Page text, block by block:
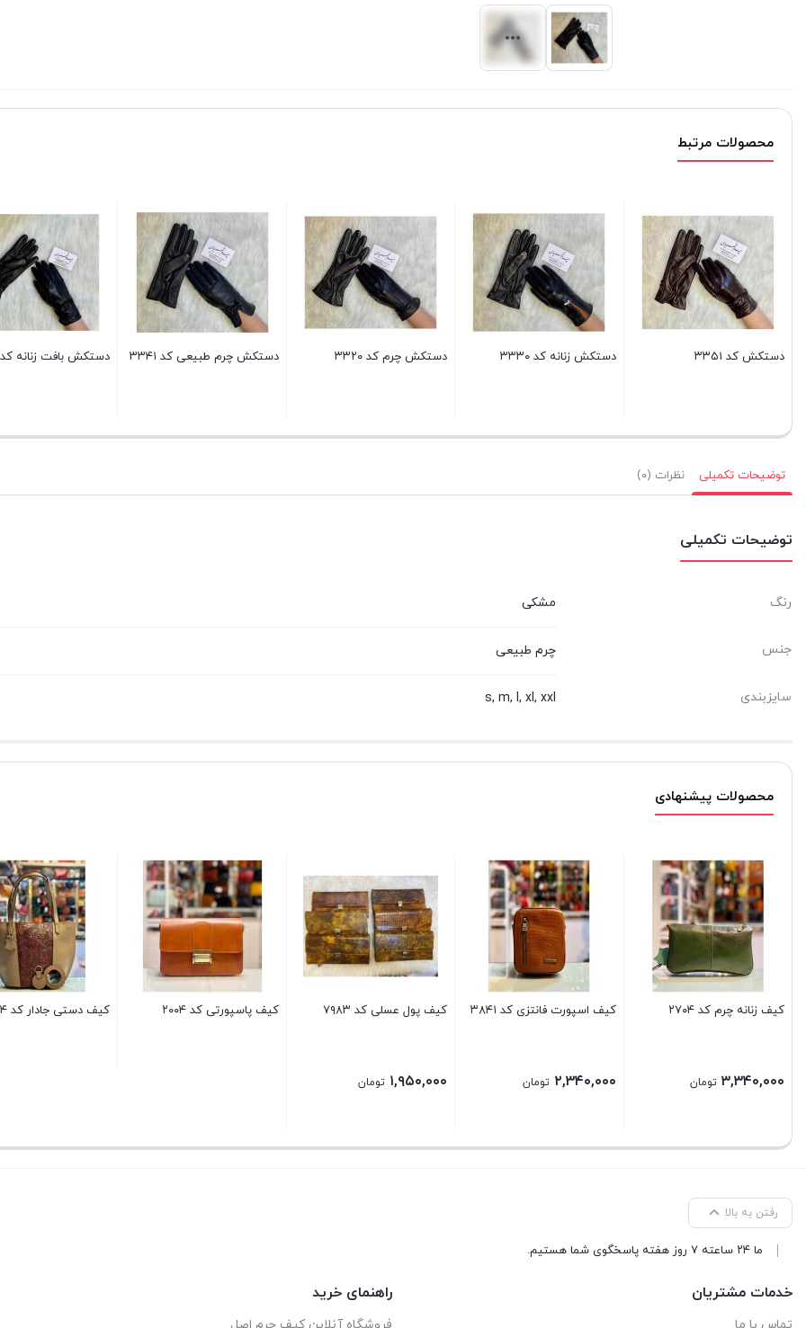
محصولات مرتبط
دستکش کد ۳۳۵۱ دستکش زنانه کد ۳۳۳۰ دستکش چرم کد ۳۳۲۰ دستکش چرم طبیعی کد ۳۳۴۱ دستکش بافت زنانه کد
توضیحات تکمیلی نظرات (۰)
توضیحات تکمیلی
رنگ مشکی
جنس چرم طبیعی
سایزبندی s, m, l, xl, xxl
محصولات پیشنهادی
کیف زنانه چرم کد ۲۷۰۴
۳,۳۴۰,۰۰۰ تومان
کیف اسپورت فانتزی کد ۳۸۴۱
۲,۳۴۰,۰۰۰ تومان
کیف پول عسلی کد ۷۹۸۳
۱,۹۵۰,۰۰۰ تومان
کیف پاسپورتی کد ۲۰۰۴ کیف دستی جادار کد ۳۳۷۴
رفتن به بالا
ما ۲۴ ساعته ۷ روز هفته پاسخگوی شما هستیم.
خدمات مشتریان
تماس با ما
راهنمای خرید
فروشگاه آنلاین کیف چرم اصل